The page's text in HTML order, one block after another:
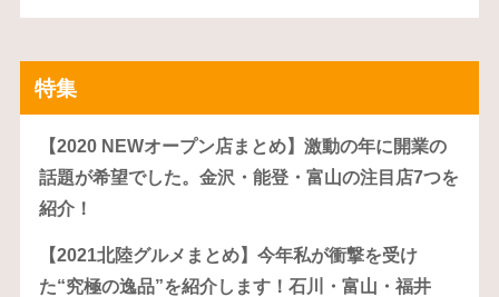
特集
【2020 NEWオープン店まとめ】激動の年に開業の
話題が希望でした。金沢・能登・富山の注目店7つを
紹介！
【2021北陸グルメまとめ】今年私が衝撃を受け
た“究極の逸品”を紹介します！石川・富山・福井